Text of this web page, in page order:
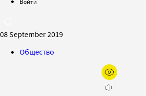
Войти
08 September 2019
Общество